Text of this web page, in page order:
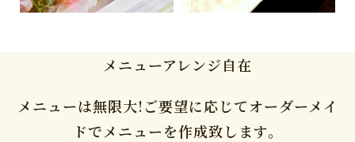
メニューアレンジ自在
メニューは無限大!ご要望に応じてオーダーメイ
ドでメニューを作成致します。